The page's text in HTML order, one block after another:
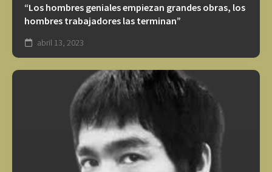
“Los hombres geniales empiezan grandes obras, los
hombres trabajadores las terminan”
abril 13, 2023